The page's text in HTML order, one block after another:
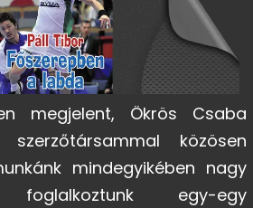
megjelent, Ökrös Csaba
közösen
mindegyikében nagy
foglalkoztunk egy-egy